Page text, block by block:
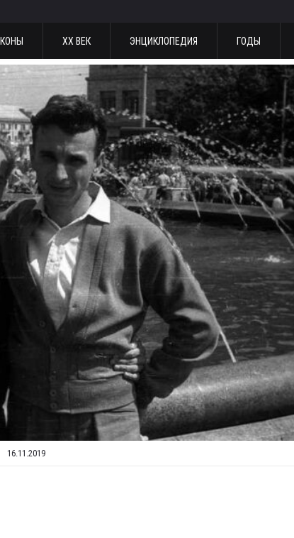
ХХ ВЕК ЭНЦИКЛОПЕДИЯ ГОДЫ
16.11.2019